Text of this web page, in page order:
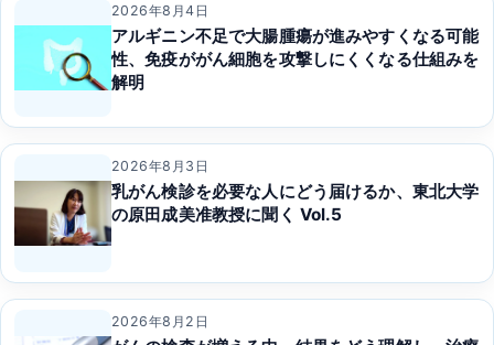
2026年8月4日
アルギニン不足で大腸腫瘍が進みやすくなる可能
性、免疫ががん細胞を攻撃しにくくなる仕組みを
解明
2026年8月3日
乳がん検診を必要な人にどう届けるか、東北大学
の原田成美准教授に聞く Vol.5
2026年8月2日